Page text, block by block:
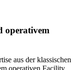
operativem
aus der klassischen
operativen Facility